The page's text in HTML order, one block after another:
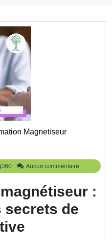
Magnetiseur
training360
Aucun commentaire
:
secrets de